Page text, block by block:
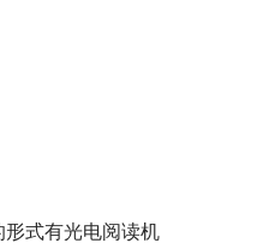
式有光电阅读机